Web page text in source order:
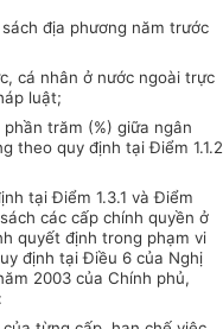
địa phương năm trước
cá nhân ở nước ngoài trực
luật;
trăm (%) giữa ngân
theo quy định tại Điểm 1.1.2
tại Điểm 1.3.1 và Điểm
các cấp chính quyền ở
quyết định trong phạm vi
định tại Điều 6 của Nghị
2003 của Chính phủ,